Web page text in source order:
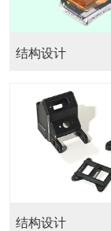
结构设计
结构设计